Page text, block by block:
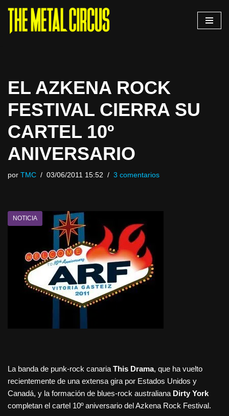
Saltar
EL AZKENA ROCK
FESTIVAL CIERRA SU
CARTEL 10º
ANIVERSARIO
por TMC 03/06/2011 15:52 3 comentarios
NOTICIA
La banda de punk-rock canaria This Drama, que ha vuelto
recientemente de una extensa gira por Estados Unidos y
Canadá, y la formación de blues-rock australiana Dirty York
completan el cartel 10º aniversario del Azkena Rock Festival.